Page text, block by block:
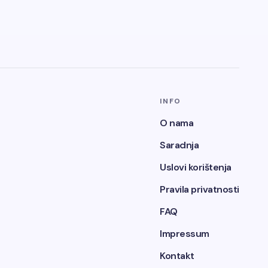
INFO
O nama
Saradnja
Uslovi korištenja
Pravila privatnosti
FAQ
Impressum
Kontakt